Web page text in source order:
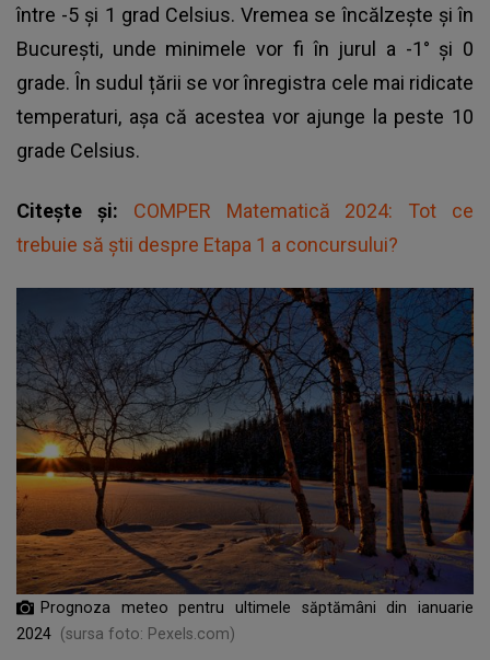
între -5 și 1 grad Celsius. Vremea se încălzește și în
București, unde minimele vor fi în jurul a -1° și 0
grade. În sudul țării se vor înregistra cele mai ridicate
temperaturi, așa că acestea vor ajunge la peste 10
grade Celsius.
Citește și: COMPER Matematică 2024: Tot ce
trebuie să știi despre Etapa 1 a concursului?
Prognoza meteo pentru ultimele săptămâni din ianuarie
2024 (sursa foto: Pexels.com)